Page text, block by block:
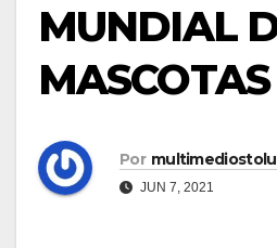
MUNDIAL
MASCOTAS
Por
JUN 7, 2021